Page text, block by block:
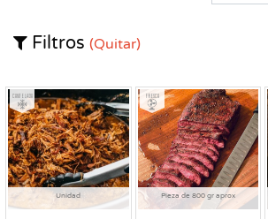
Filtros (Quitar)
Unidad
Congelado
Pieza de 800 gr aprox
Fresco